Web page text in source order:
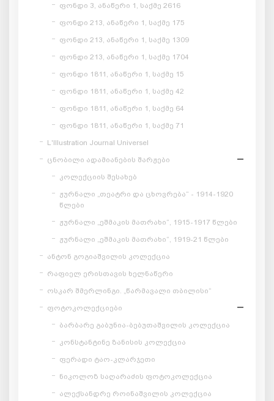
ფონდი 3, ანაწერი 1, საქმე 2616
ფონდი 213, ანაწერი 1, საქმე 175
ფონდი 213, ანაწერი 1, საქმე 1309
ფონდი 213, ანაწერი 1, საქმე 1704
ფონდი 1811, ანაწერი 1, საქმე 15
ფონდი 1811, ანაწერი 1, საქმე 42
ფონდი 1811, ანაწერი 1, საქმე 64
ფონდი 1811, ანაწერი 1, საქმე 71
L'Illustration Journal Universel
ცნობილი ადამიანების შარჟები
კოლექციის შესახებ
ჟურნალი „თეატრი და ცხოვრება“ - 1914-1920
წლები
ჟურნალი „ეშმაკის მათრახი“, 1915-1917 წლები
ჟურნალი „ეშმაკის მათრახი“, 1919-21 წლები
ანტონ გოგიაშვილის კოლექცია
რაფიელ ერისთავის ხელნაწერი
ოსკარ შმერლინგი. „წარმავალი თბილისი“
ფოტოკოლექციები
ბარბარე გაბუნია-ბებუთაშვილის კოლექცია
კონსტანტინე ზანისის კოლექცია
ფერადი ტაო-კლარჯეთი
ნიკოლოზ საღარაძის ფოტოკოლექცია
ალექსანდრე როინაშვილის კოლექცია